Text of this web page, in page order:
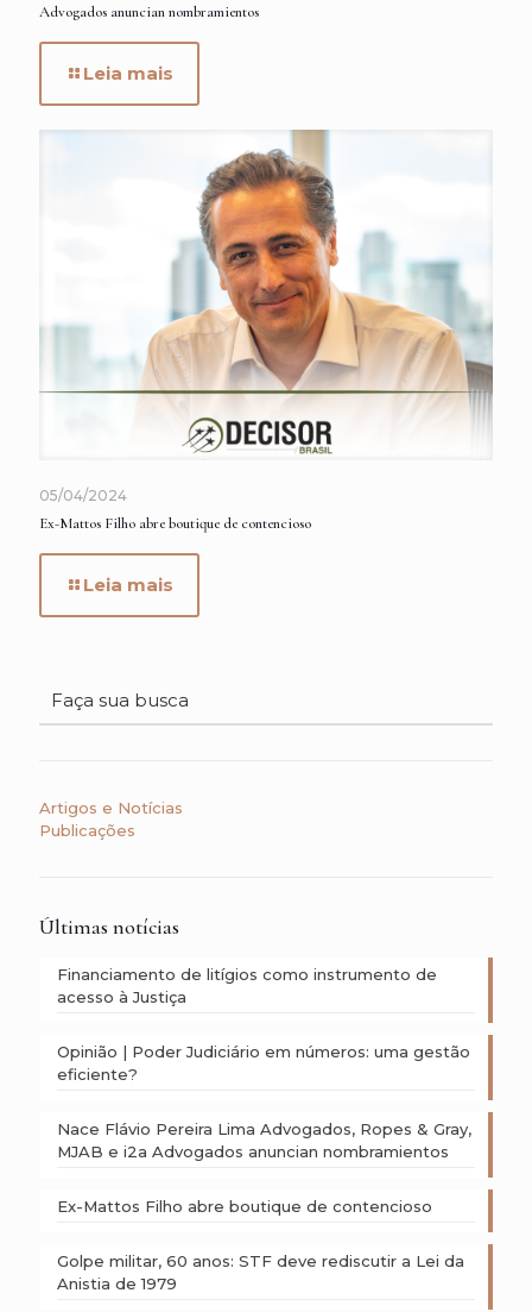
Advogados anuncian nombramientos
Leia mais
05/04/2024
Ex-Mattos Filho abre boutique de contencioso
Leia mais
Artigos e Notícias
Publicações
Últimas notícias
Financiamento de litígios como instrumento de
acesso à Justiça
Opinião | Poder Judiciário em números: uma gestão
eficiente?
Nace Flávio Pereira Lima Advogados, Ropes & Gray,
MJAB e i2a Advogados anuncian nombramientos
Ex-Mattos Filho abre boutique de contencioso
Golpe militar, 60 anos: STF deve rediscutir a Lei da
Anistia de 1979